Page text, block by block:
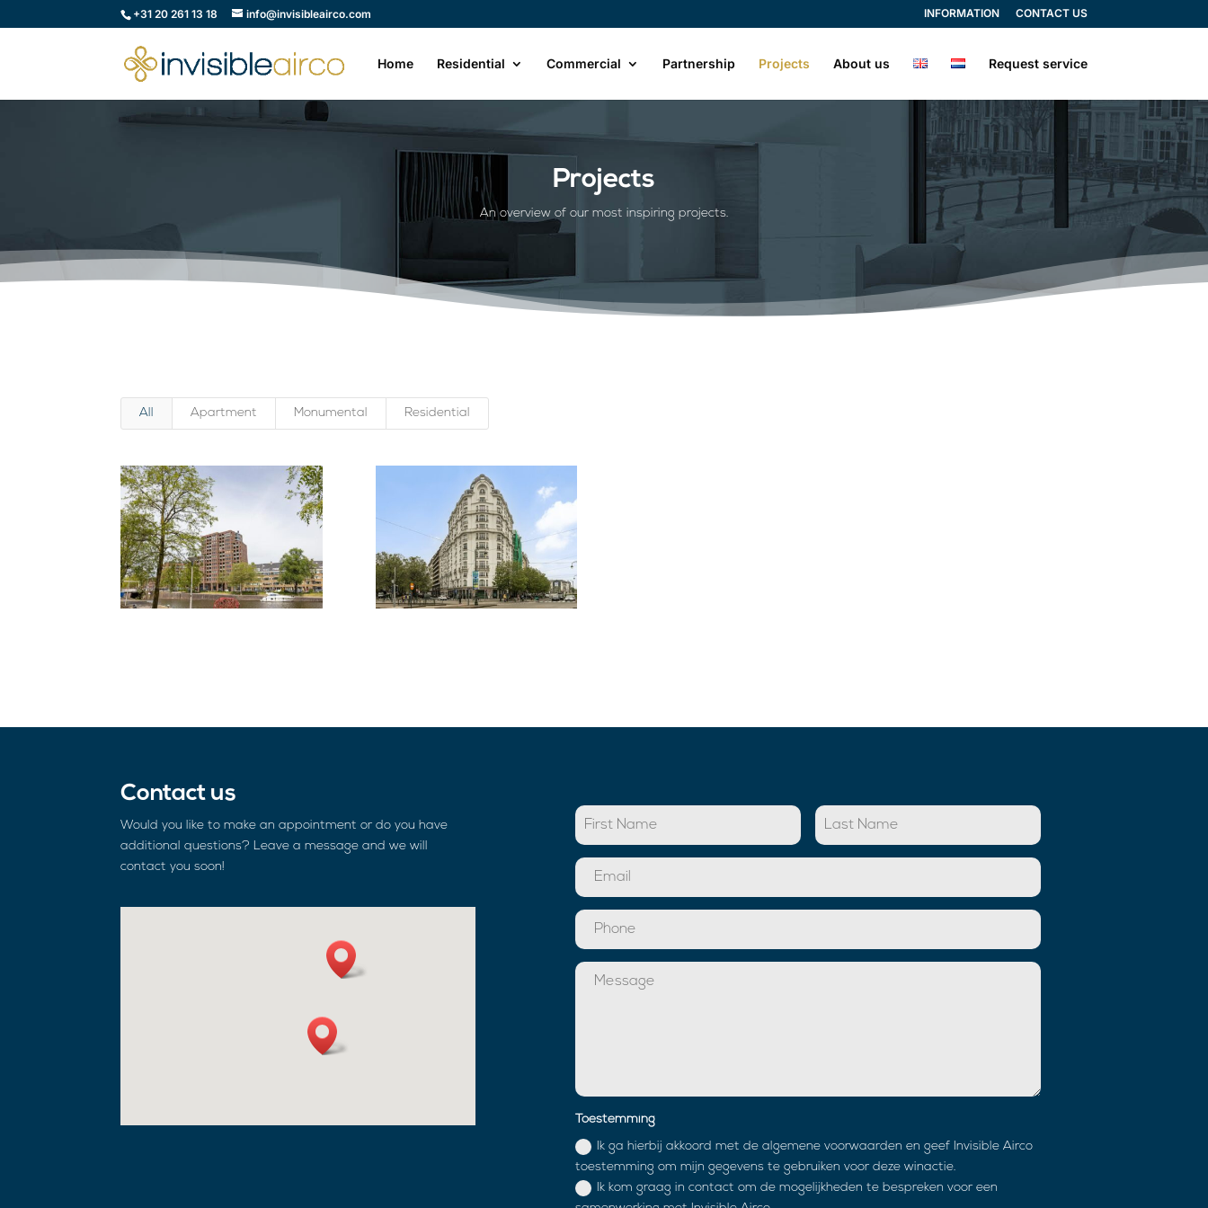
+31 20 261 13 18 info@invisibleairco.com INFORMATION CONTACT US
Home Residential Commercial Partnership Projects About us Request service
Projects
An overview of our most inspiring projects.
All Apartment Monumental Residential
Contact us
Would you like to make an appointment or do you have
additional questions? Leave a message and we will
contact you soon!
Toestemming
Ik ga hierbij akkoord met de algemene voorwaarden en geef Invisible Airco
toestemming om mijn gegevens te gebruiken voor deze winactie.
Ik kom graag in contact om de mogelijkheden te bespreken voor een